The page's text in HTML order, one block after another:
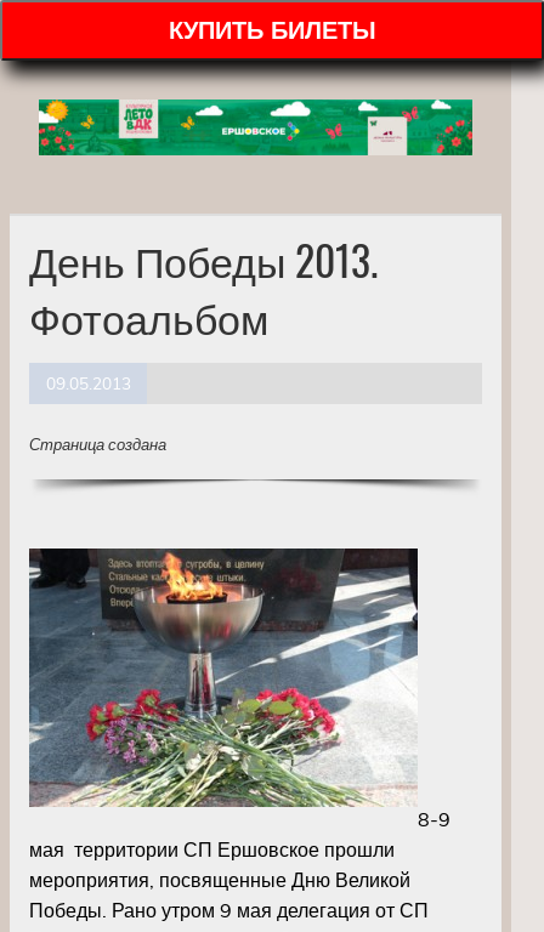
КУПИТЬ БИЛЕТЫ
День Победы 2013.
Фотоальбом
09.05.2013
Страница создана
8-9
мая территории СП Ершовское прошли
мероприятия, посвященные Дню Великой
Победы. Рано утром 9 мая делегация от СП